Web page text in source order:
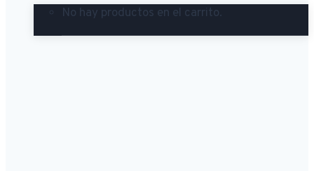
No hay productos en el carrito.